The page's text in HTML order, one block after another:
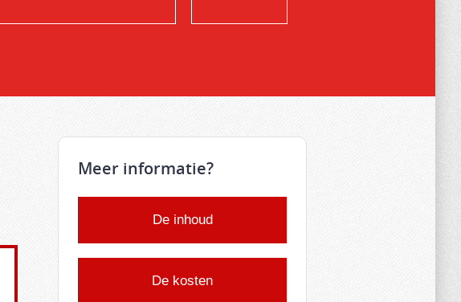
Meer informatie?
De inhoud
De kosten